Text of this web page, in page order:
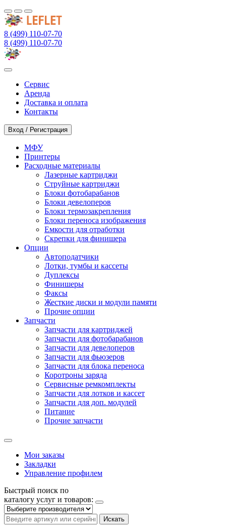
8 (499) 110-07-70
8 (499) 110-07-70
Сервис
Аренда
Доставка и оплата
Контакты
Вход / Регистрация
МФУ
Принтеры
Расходные материалы
Лазерные картриджи
Струйные картриджи
Блоки фотобарабанов
Блоки девелоперов
Блоки термозакрепления
Блоки переноса изображения
Емкости для отработки
Скрепки для финишера
Опции
Автоподатчики
Лотки, тумбы и кассеты
Дуплексы
Финишеры
Факсы
Жесткие диски и модули памяти
Прочие опции
Запчасти
Запчасти для картриджей
Запчасти для фотобарабанов
Запчасти для девелоперов
Запчасти для фьюзеров
Запчасти для блока переноса
Коротроны заряда
Сервисные ремкомплекты
Запчасти для лотков и кассет
Запчасти для доп. модулей
Питание
Прочие запчасти
Мои заказы
Закладки
Управление профилем
Быстрый поиск по
каталогу услуг и товаров:
Искать